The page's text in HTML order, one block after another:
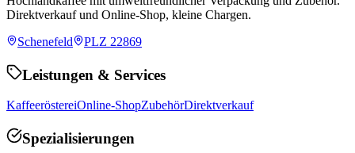
Direktverkauf und Online-Shop, kleine Chargen.
Schenefeld
PLZ 22869
Leistungen & Services
KaffeeröstereiOnline-ShopZubehörDirektverkauf
Spezialisierungen